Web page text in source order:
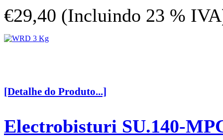
€29,40 (Incluindo 23 %
[Detalhe do Produto...]
Electrobisturi SU.140-